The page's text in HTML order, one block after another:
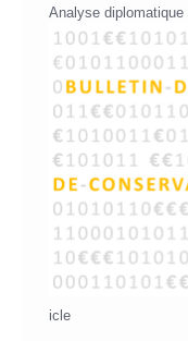
Analyse
icle